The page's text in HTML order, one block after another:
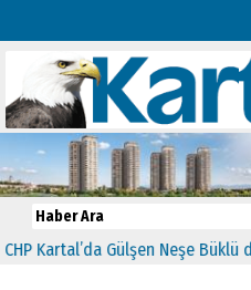
Gülşen Neşe Büklü dönemi